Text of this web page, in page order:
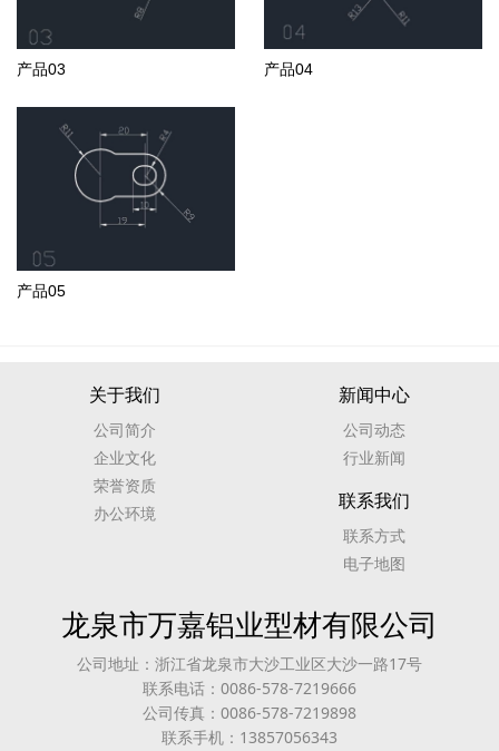
产品03 产品04
产品05
关于我们
公司简介
企业文化
荣誉资质
办公环境
新闻中心
公司动态
行业新闻
联系我们
联系方式
电子地图
龙泉市万嘉铝业型材有限公司
公司地址：浙江省龙泉市大沙工业区大沙一路17号
联系电话：0086-578-7219666
公司传真：0086-578-7219898
联系手机：13857056343